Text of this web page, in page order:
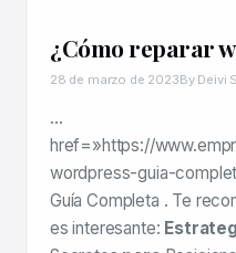
¿Cómo reparar
28 de marzo de 2023By Deivi
…
href=»https://
wordpress-guia-
Guía Completa . Te
es interesante: